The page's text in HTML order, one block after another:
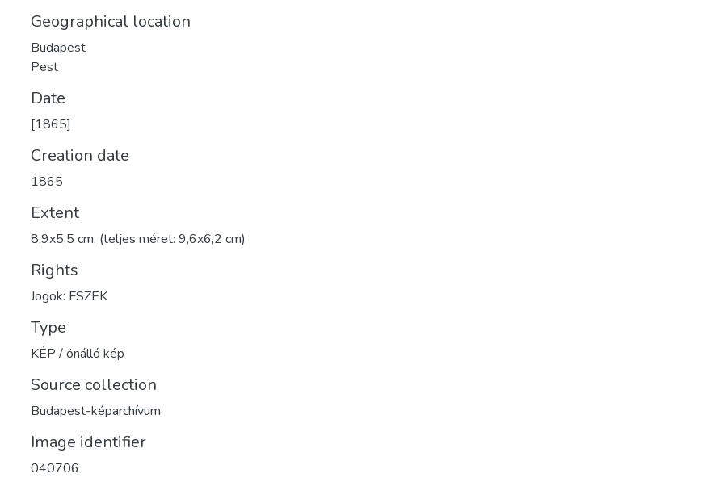
Geographical location
Budapest
Pest
Date
[1865]
Creation date
1865
Extent
8,9x5,5 cm, (teljes méret: 9,6x6,2 cm)
Rights
Jogok: FSZEK
Type
KÉP / önálló kép
Source collection
Budapest-képarchívum
Image identifier
040706